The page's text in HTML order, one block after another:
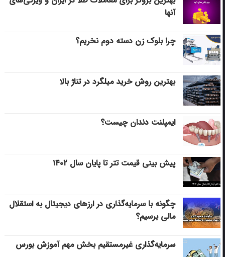
آنها
چرا بلوک زن دسته دوم نخریم؟
بهترین روش خرید میلگرد در تناژ بالا
ایمپلنت دندان چیست؟
پیش بینی قیمت تتر تا پایان سال ۱۴۰۲
چگونه با سرمایه‌گذاری در ارزهای دیجیتال به استقلال
مالی برسیم؟
سرمایه‌گذاری غیرمستقیم بخش مهم آموزش بورس